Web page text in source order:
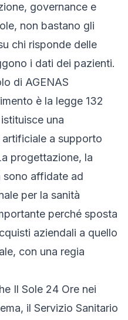
governance e
non bastano gli
chi risponde delle
i dati dei pazienti.
di AGENAS
è la legge 132
una
a supporto
progettazione, la
sono affidate ad
per la sanità
perché sposta
aziendali a quello
con una regia
Il Sole 24 Ore nei
il Servizio Sanitario